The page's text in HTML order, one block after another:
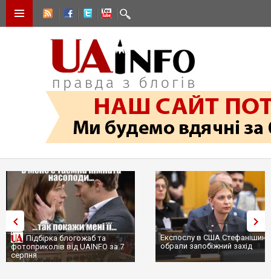
Підбірка блогожаб та
фотоприколів від UAINFO за 7
серпня
Експослу в США
обрали запобіжний захід